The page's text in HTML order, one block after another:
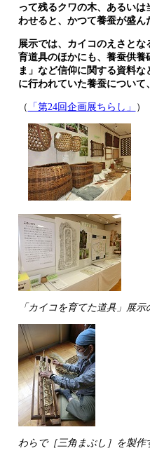
って残るクワの木、あるい
わせると、かつて養蚕が盛ん
展示では、カイコのえさと
育道具のほかにも、養蚕供
ま」など信仰に関する資料
に行われていた養蚕について
（ 「第24回企画展ちらし」 ）
「カイコを育てた道具」展示
わらで［三角まぶし］を製作